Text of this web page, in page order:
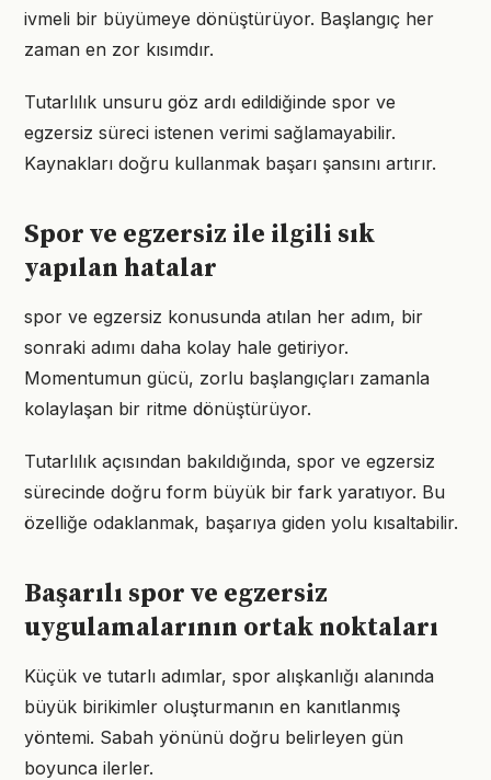
ivmeli bir büyümeye dönüştürüyor. Başlangıç her
zaman en zor kısımdır.
Tutarlılık unsuru göz ardı edildiğinde spor ve
egzersiz süreci istenen verimi sağlamayabilir.
Kaynakları doğru kullanmak başarı şansını artırır.
Spor ve egzersiz ile ilgili sık
yapılan hatalar
spor ve egzersiz konusunda atılan her adım, bir
sonraki adımı daha kolay hale getiriyor.
Momentumun gücü, zorlu başlangıçları zamanla
kolaylaşan bir ritme dönüştürüyor.
Tutarlılık açısından bakıldığında, spor ve egzersiz
sürecinde doğru form büyük bir fark yaratıyor. Bu
özelliğe odaklanmak, başarıya giden yolu kısaltabilir.
Başarılı spor ve egzersiz
uygulamalarının ortak noktaları
Küçük ve tutarlı adımlar, spor alışkanlığı alanında
büyük birikimler oluşturmanın en kanıtlanmış
yöntemi. Sabah yönünü doğru belirleyen gün
boyunca ilerler.